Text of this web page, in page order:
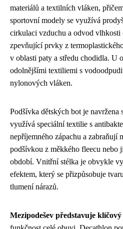
materiálů a textilních vláken,
sportovní modely se využívá
cirkulaci vzduchu a odvod vlhkosti
zpevňující prvky z
v oblasti paty a středu chodidla. U
odolnějšími textiliemi s
nylonových vláken.
Podšívka dětských bot je navržena
využívá speciální textilie s
nepříjemného zápachu a
podšívkou z měkkého fleecu
období. Vnitřní stélka je obvykle
efektem, který se přizpůsobuje
tlumení nárazů.
Mezipodešev představuje